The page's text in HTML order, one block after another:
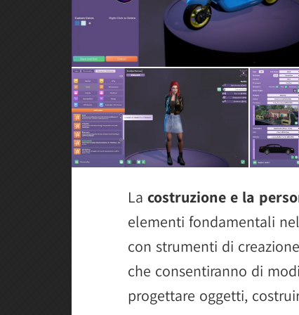
La costruzione e la
elementi fondamentali
con strumenti di
che consentiranno di
progettare oggetti,